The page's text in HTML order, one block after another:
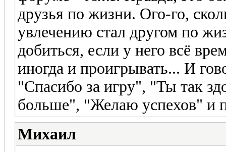
друзья по жизни. Ого-го,
увлечению стал другом по
добиться, если у него всё
иногда и проигрывать... И
"Спасибо за игру", "Ты так
больше", "Желаю успехов" и
Михаил